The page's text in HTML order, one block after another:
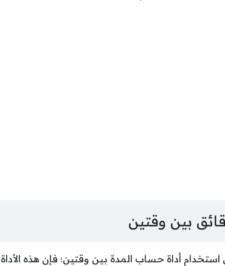
بين وقتين
أداة حساب المدة بين وقتين؛ فإن هذه